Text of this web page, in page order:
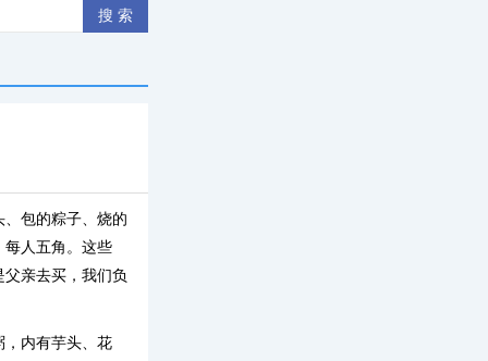
包的粽子、烧的
每人五角。这些
亲去买，我们负
，内有芋头、花